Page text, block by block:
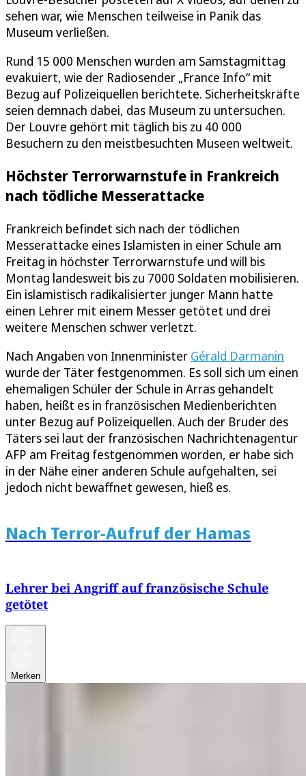
sehen war, wie Menschen teilweise in Panik das
Museum verließen.
Rund 15 000 Menschen wurden am Samstagmittag
evakuiert, wie der Radiosender „France Info“ mit
Bezug auf Polizeiquellen berichtete. Sicherheitskräfte
seien demnach dabei, das Museum zu untersuchen.
Der Louvre gehört mit täglich bis zu 40 000
Besuchern zu den meistbesuchten Museen weltweit.
Höchster Terrorwarnstufe in Frankreich
nach tödliche Messerattacke
Frankreich befindet sich nach der tödlichen
Messerattacke eines Islamisten in einer Schule am
Freitag in höchster Terrorwarnstufe und will bis
Montag landesweit bis zu 7000 Soldaten mobilisieren.
Ein islamistisch radikalisierter junger Mann hatte
einen Lehrer mit einem Messer getötet und drei
weitere Menschen schwer verletzt.
Nach Angaben von Innenminister Gérald Darmanin
wurde der Täter festgenommen. Es soll sich um einen
ehemaligen Schüler der Schule in Arras gehandelt
haben, heißt es in französischen Medienberichten
unter Bezug auf Polizeiquellen. Auch der Bruder des
Täters sei laut der französischen Nachrichtenagentur
AFP am Freitag festgenommen worden, er habe sich
in der Nähe einer anderen Schule aufgehalten, sei
jedoch nicht bewaffnet gewesen, hieß es.
Nach Terror-Aufruf der Hamas
Lehrer bei Angriff auf französische Schule
getötet
Merken